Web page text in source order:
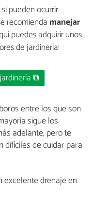
pueden ocurrir
recomienda manejar
puedes adquirir unos
de jardinería:
⧉
entre los que son
sigue los
adelante, pero te
difíciles de cuidar para
excelente drenaje en